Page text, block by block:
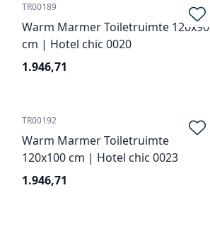
TR00189
Warm Marmer Toiletruimte 120x90
cm | Hotel chic 0020
1.946,71
TR00192
Warm Marmer Toiletruimte
120x100 cm | Hotel chic 0023
1.946,71